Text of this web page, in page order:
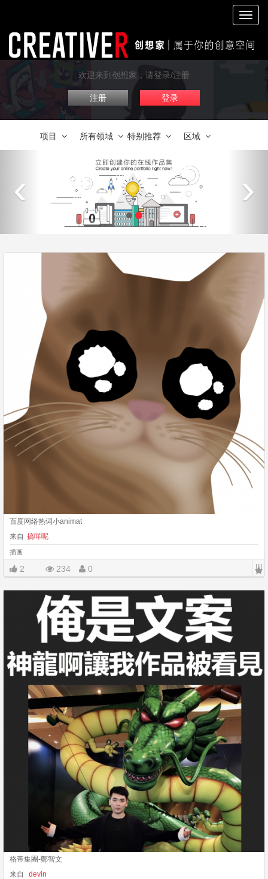
切
换
航
欢迎来到创想家，请登录/注册
注册 登录
项目 所有领域 特别推荐 区域
‹ ›
百度网络热词小animat
来自 搞咩呢
插画
2 234 0 |||
格帝集團-鄭智文
来自
devin